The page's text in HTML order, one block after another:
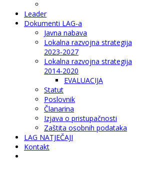
Leader
Dokumenti LAG-a
Javna nabava
Lokalna razvojna strategija
2023-2027
Lokalna razvojna strategija
2014-2020
EVALUACIJA
Statut
Poslovnik
Članarina
Izjava o pristupačnosti
Zaštita osobnih podataka
LAG NATJEČAJI
Kontakt